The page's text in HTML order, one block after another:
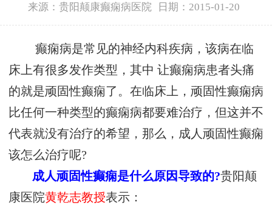
来源：贵阳颠康癫痫病医院 日期：2015-01-20
癫痫病是常见的神经内科疾病，该病在临
床上有很多发作类型，其中 让癫痫病患者头痛
的就是顽固性癫痫了。在临床上，顽固性癫痫病
比任何一种类型的癫痫病都要难治疗，但这并不
代表就没有治疗的希望，那么，成人顽固性癫痫
该怎么治疗呢?
成人顽固性癫痫是什么原因导致的?贵阳颠
康医院黄乾志教授表示：